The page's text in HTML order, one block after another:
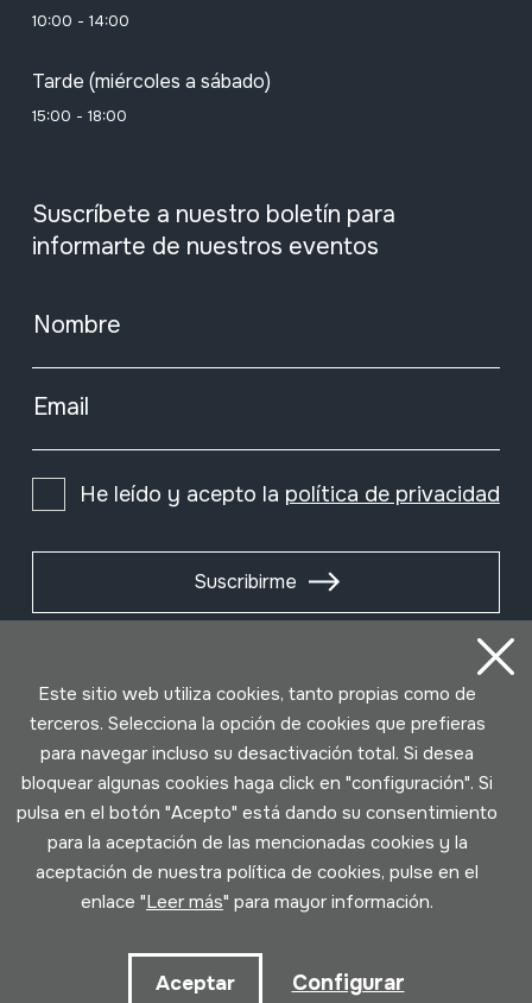
10:00 - 14:00
Tarde (miércoles a sábado)
15:00 - 18:00
Suscríbete a nuestro boletín para
informarte de nuestros eventos
Nombre
Email
He leído y acepto la política de privacidad
Suscribirme
Condiciones de uso
Política de privacidad
Política de cookies
Desarrollado por Lotura
Este sitio web utiliza cookies, tanto propias como de
terceros. Selecciona la opción de cookies que prefieras
para navegar incluso su desactivación total. Si desea
bloquear algunas cookies haga click en "configuración". Si
pulsa en el botón "Acepto" está dando su consentimiento
para la aceptación de las mencionadas cookies y la
aceptación de nuestra política de cookies, pulse en el
enlace "Leer más" para mayor información.
Aceptar Configurar